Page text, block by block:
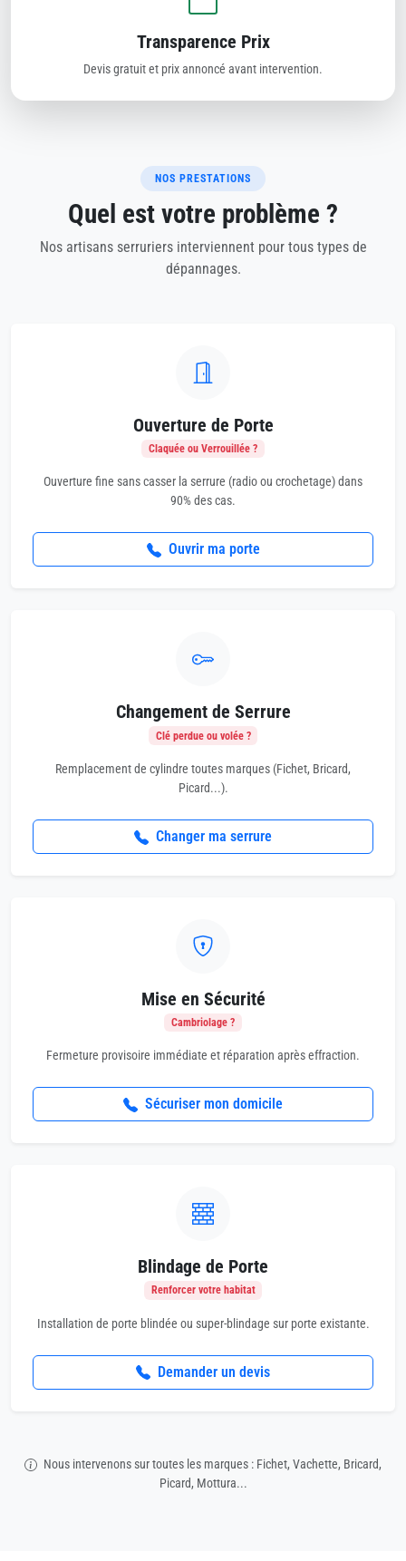
Transparence Prix
Devis gratuit et prix annoncé avant intervention.
NOS PRESTATIONS
Quel est votre problème ?
Nos artisans serruriers interviennent pour tous types de
dépannages.
Ouverture de Porte
Claquée ou Verrouillée ?
Ouverture fine sans casser la serrure (radio ou crochetage) dans
90% des cas.
Ouvrir ma porte
Changement de Serrure
Clé perdue ou volée ?
Remplacement de cylindre toutes marques (Fichet, Bricard,
Picard...).
Changer ma serrure
Mise en Sécurité
Cambriolage ?
Fermeture provisoire immédiate et réparation après effraction.
Sécuriser mon domicile
Blindage de Porte
Renforcer votre habitat
Installation de porte blindée ou super-blindage sur porte existante.
Demander un devis
Nous intervenons sur toutes les marques : Fichet, Vachette, Bricard,
Picard, Mottura...